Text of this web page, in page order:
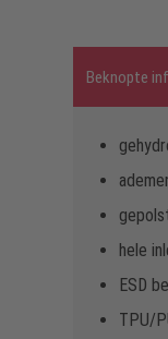
Beknopte
hele
ESD
TPU/